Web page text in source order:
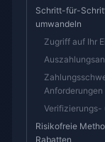
Schritt-für-
umwandeln
Zugriff auf Ihr
Anforderungen
Verifizierungs-
Risikofreie
Rabatten